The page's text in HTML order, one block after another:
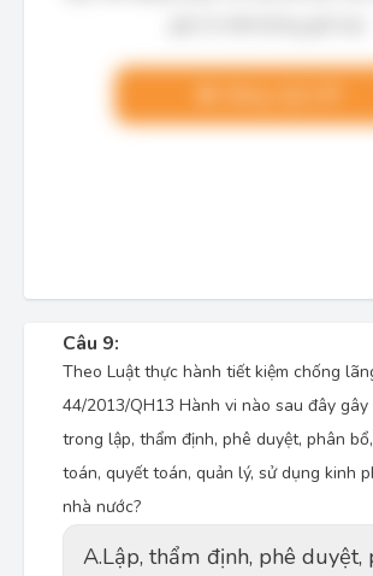
Câu 9:
Theo Luật thực hành tiết kiệm chống
44/2013/QH13 Hành vi nào sau đây
trong lập, thẩm định, phê duyệt, phân
toán, quyết toán, quản lý, sử dụng kinh
nhà nước?
A.Lập, thẩm định, phê duyệt,